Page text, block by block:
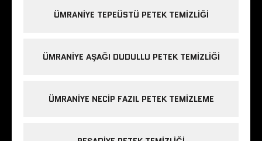
ÜMRANIYE TEPEÜSTÜ PETEK TEMIZLIĞI
ÜMRANIYE AŞAĞI DUDULLU PETEK TEMIZLIĞI
ÜMRANIYE NECIP FAZIL PETEK TEMIZLEME